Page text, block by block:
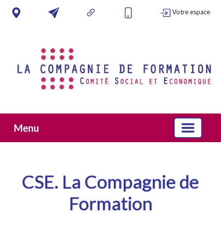
Votre espace
Menu
CSE. La Compagnie de
Formation